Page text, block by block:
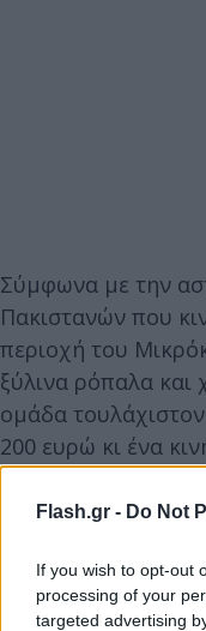
Flash.gr - Do Not
If you wish to opt-out
processing of your
targeted advertising
Σύμφωνα με την
Πακιστανών που
περιοχή του
ξύλινα ρόπαλα
ομάδα
200 ευρώ κι ένα
εξαφανίστηκαν,
αιμόφυρτα στο
Οι νεαροί
Νοσοκομείο